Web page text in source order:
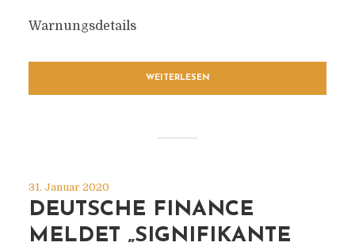
Warnungsdetails
WEITERLESEN
31. Januar 2020
DEUTSCHE FINANCE
MELDET „SIGNIFIKANTE